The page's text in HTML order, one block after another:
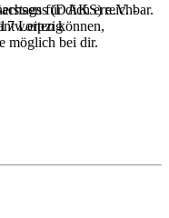
(‌DAKS‌) e.V. -
Leipzig
für dich erreichbar.
können,
möglich bei dir.